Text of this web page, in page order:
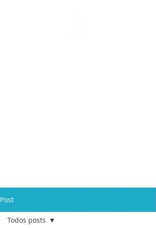
Post
Todos posts